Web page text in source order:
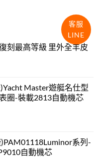
刻最高等級 里外全羊皮
Master遊艇名仕型
圈-裝載2813自動機芯
系列-
自動機芯
客服
LINE